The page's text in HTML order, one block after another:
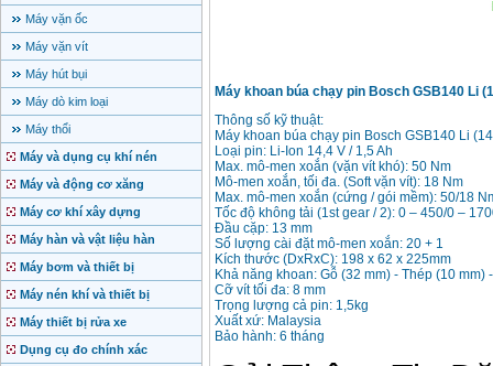
Máy vặn ốc
Máy vặn vít
Máy hút bụi
Máy dò kim loại
Máy thổi
Máy và dụng cụ khí nén
Máy và động cơ xăng
Máy cơ khí xây dựng
Máy hàn và vật liệu hàn
Máy bơm và thiết bị
Máy nén khí và thiết bị
Máy thiết bị rửa xe
Dụng cụ đo chính xác
Máy khoan búa chạy pin Bosch GSB140 Li
Thông số kỹ thuật:
Máy khoan búa chạy pin Bosch GSB140 Li
Loại pin: Li-Ion 14,4 V / 1,5 Ah
Max. mô-men xoắn (vặn vít khó): 50 Nm
Mô-men xoắn, tối đa. (Soft vặn vít): 18 Nm
Max. mô-men xoắn (cứng / gói mềm): 50/18
Tốc độ không tải (1st gear / 2): 0 – 450/0 –
Đầu cặp: 13 mm
Số lượng cài đặt mô-men xoắn: 20 + 1
Kích thước (DxRxC): 198 x 62 x 225mm
Khả năng khoan: Gỗ (32 mm) - Thép (10 mm)
Cỡ vít tối đa: 8 mm
Trọng lượng cả pin: 1,5kg
Xuất xứ: Malaysia
Bảo hành: 6 tháng